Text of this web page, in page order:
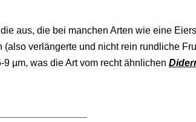
aus, die bei manchen Arten wie eine
verlängerte und nicht rein rundliche
µm, was die Art vom recht ähnlichen